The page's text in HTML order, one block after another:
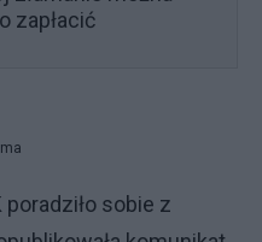
zapłacić
poradziło sobie z